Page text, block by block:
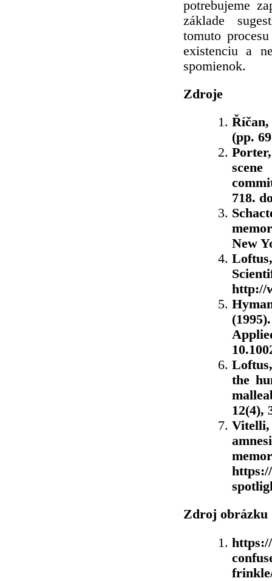
potrebujeme
základe
tomuto
existenciu a
spomienok.
Zdroje
(pp.
718.
New
http://
the
12(4),
Zdroj obrázku